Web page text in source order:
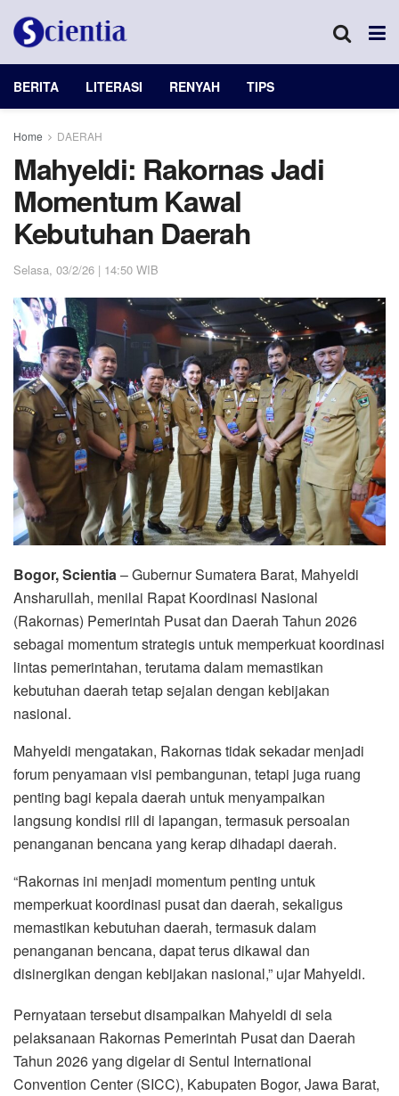
BERITA LITERASI RENYAH TIPS
Home DAERAH
Mahyeldi: Rakornas Jadi
Momentum Kawal
Kebutuhan Daerah
Selasa, 03/2/26 | 14:50 WIB
Bogor, Scientia– Gubernur Sumatera Barat, Mahyeldi
Ansharullah, menilai Rapat Koordinasi Nasional
(Rakornas) Pemerintah Pusat dan Daerah Tahun 2026
sebagai momentum strategis untuk memperkuat koordinasi
lintas pemerintahan, terutama dalam memastikan
kebutuhan daerah tetap sejalan dengan kebijakan
nasional.
Mahyeldi mengatakan, Rakornas tidak sekadar menjadi
forum penyamaan visi pembangunan, tetapi juga ruang
penting bagi kepala daerah untuk menyampaikan
langsung kondisi riil di lapangan, termasuk persoalan
penanganan bencana yang kerap dihadapi daerah.
“Rakornas ini menjadi momentum penting untuk
memperkuat koordinasi pusat dan daerah, sekaligus
memastikan kebutuhan daerah, termasuk dalam
penanganan bencana, dapat terus dikawal dan
disinergikan dengan kebijakan nasional,” ujar Mahyeldi.
Pernyataan tersebut disampaikan Mahyeldi di sela
pelaksanaan Rakornas Pemerintah Pusat dan Daerah
Tahun 2026 yang digelar di Sentul International
Convention Center (SICC), Kabupaten Bogor, Jawa Barat,